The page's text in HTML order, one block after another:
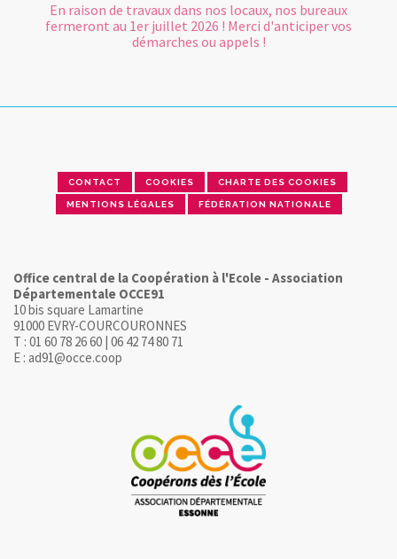
En raison de travaux dans nos locaux, nos bureaux
fermeront au 1er juillet 2026 ! Merci d'anticiper vos
démarches ou appels !
CONTACT COOKIES CHARTE DES COOKIES
MENTIONS LÉGALES FÉDÉRATION NATIONALE
Office central de la Coopération à l'Ecole - Association
Départementale OCCE91
10 bis square Lamartine
91000 EVRY-COURCOURONNES
T : 01 60 78 26 60 | 06 42 74 80 71
E : ad91@occe.coop